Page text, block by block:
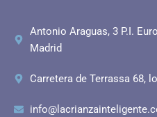
Antonio Araguas, 3 P.I.
Madrid
Carretera de Terrassa 68,